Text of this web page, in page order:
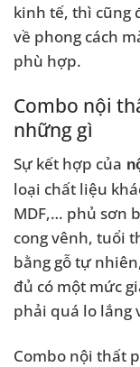
kinh tế, thì cũng
về phong cách
phù hợp.
Combo nội
những gì
Sự kết hợp của
loại chất liệu
MDF,… phủ sơn
cong vênh, tuổi
bằng gỗ tự
đủ có một mức
phải quá lo lắng
Combo nội thất